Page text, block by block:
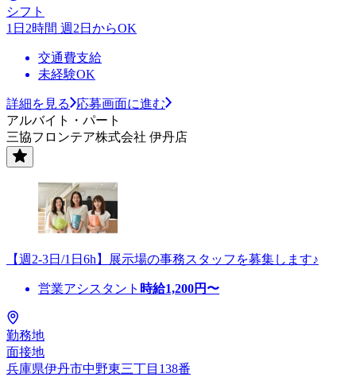
シフト
1日2時間 週2日からOK
交通費支給
未経験OK
詳細を見る
応募画面に進む
アルバイト・パート
三協フロンテア株式会社 伊丹店
【週2-3日/1日6h】展示場の事務スタッフを募集します♪
営業アシスタント 時給1,200円〜
勤務地
面接地
兵庫県伊丹市中野東三丁目138番